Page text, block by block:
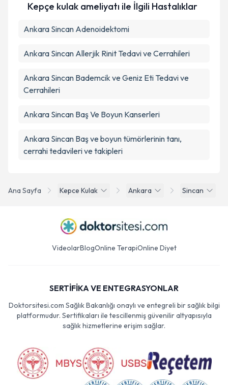
Ana Sayfa Kepce Kulak Ankara Sincan
Kepçe kulak ameliyatı ile İlgili Hastalıklar
Ankara Sincan Adenoidektomi
Ankara Sincan Allerjik Rinit Tedavi ve Cerrahileri
Ankara Sincan Bademcik ve Geniz Eti Tedavi ve
Cerrahileri
Ankara Sincan Baş Ve Boyun Kanserleri
Ankara Sincan Baş ve boyun tümörlerinin tanı,
cerrahi tedavileri ve takipleri
VideolarBlogOnline TerapiOnline Diyet
SERTİFİKA VE ENTEGRASYONLAR
Doktorsitesi.com Sağlık Bakanlığı onaylı ve entegreli bir sağlık bilgi
platformudur. Sertifikaları ile tescillenmiş güvenilir altyapısıyla
sağlık hizmetlerine erişim sağlar.